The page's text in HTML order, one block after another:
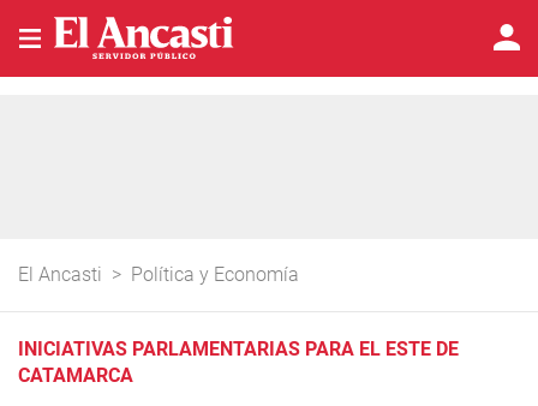
El Ancasti > Política y Economía
INICIATIVAS PARLAMENTARIAS PARA EL ESTE DE
CATAMARCA